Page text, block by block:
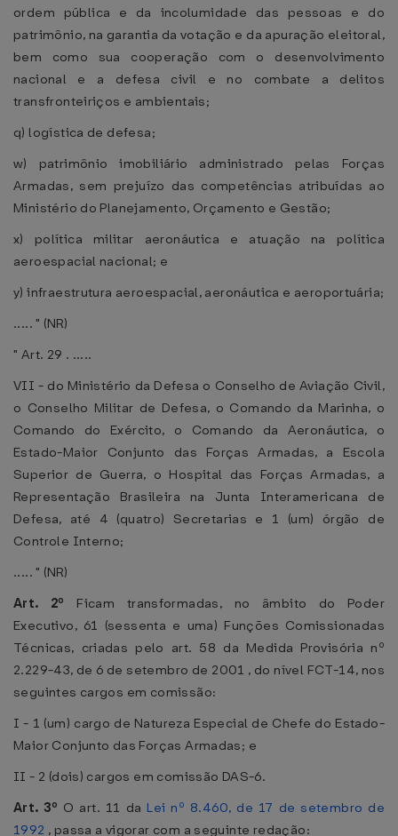
ordem pública e da incolumidade das pessoas e do
patrimônio, na garantia da votação e da apuração eleitoral,
bem como sua cooperação com o desenvolvimento
nacional e a defesa civil e no combate a delitos
transfronteiriços e ambientais;
q) logística de defesa;
w) patrimônio imobiliário administrado pelas Forças
Armadas, sem prejuízo das competências atribuídas ao
Ministério do Planejamento, Orçamento e Gestão;
x) política militar aeronáutica e atuação na política
aeroespacial nacional; e
y) infraestrutura aeroespacial, aeronáutica e aeroportuária;
..... " (NR)
" Art. 29 . .....
VII - do Ministério da Defesa o Conselho de Aviação Civil,
o Conselho Militar de Defesa, o Comando da Marinha, o
Comando do Exército, o Comando da Aeronáutica, o
Estado-Maior Conjunto das Forças Armadas, a Escola
Superior de Guerra, o Hospital das Forças Armadas, a
Representação Brasileira na Junta Interamericana de
Defesa, até 4 (quatro) Secretarias e 1 (um) órgão de
Controle Interno;
..... " (NR)
Art. 2º Ficam transformadas, no âmbito do Poder
Executivo, 61 (sessenta e uma) Funções Comissionadas
Técnicas, criadas pelo art. 58 da Medida Provisória nº
2.229-43, de 6 de setembro de 2001 , do nível FCT-14, nos
seguintes cargos em comissão:
I - 1 (um) cargo de Natureza Especial de Chefe do Estado-
Maior Conjunto das Forças Armadas; e
II - 2 (dois) cargos em comissão DAS-6.
Art. 3º O art. 11 da Lei nº 8.460, de 17 de setembro de
1992 , passa a vigorar com a seguinte redação: